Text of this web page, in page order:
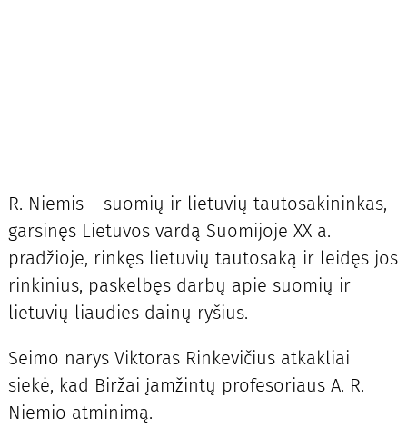
R. Niemis – suomių ir lietuvių tautosakininkas,
garsinęs Lietuvos vardą Suomijoje XX a.
pradžioje, rinkęs lietuvių tautosaką ir leidęs jos
rinkinius, paskelbęs darbų apie suomių ir
lietuvių liaudies dainų ryšius.
Seimo narys Viktoras Rinkevičius atkakliai
siekė, kad Biržai įamžintų profesoriaus A. R.
Niemio atminimą.